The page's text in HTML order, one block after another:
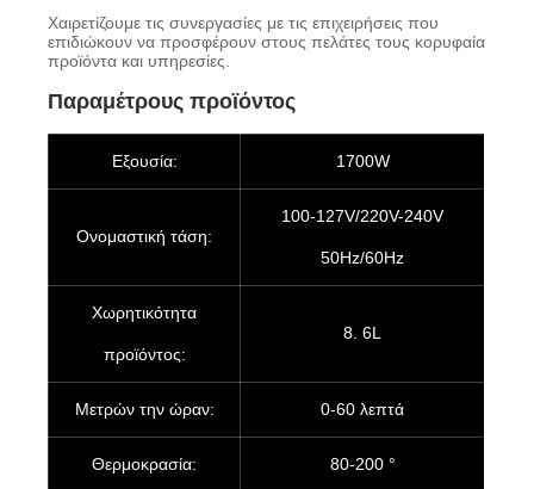
Χαιρετίζουμε τις συνεργασίες με τις επιχειρήσεις που
επιδιώκουν να προσφέρουν στους πελάτες τους κορυφαία
προϊόντα και υπηρεσίες.
Παραμέτρους προϊόντος
Εξουσία: 1700W
Ονομαστική τάση:
100-127V/220V-240V
50Hz/60Hz
Χωρητικότητα
προϊόντος:
8. 6L
Μετρών την ώραν: 0-60 λεπτά
Θερμοκρασία: 80-200 °